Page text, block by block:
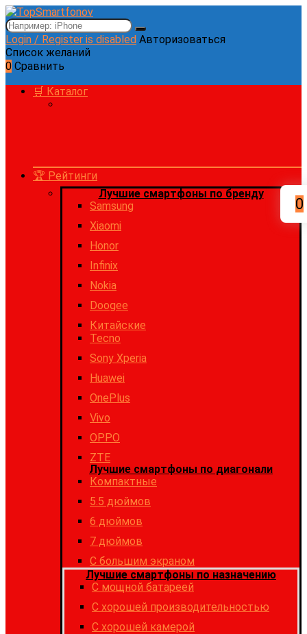
Login / Register is disabled Авторизоваться
Список желаний
0 Сравнить
🛒 Каталог
🏆 Рейтинги
Лучшие смартфоны по бренду
Samsung
Xiaomi
Honor
Infinix
Nokia
Doogee
Китайские
Tecno
Sony Xperia
Huawei
OnePlus
Vivo
OPPO
ZTE
Лучшие смартфоны по диагонали
Компактные
5.5 дюймов
6 дюймов
7 дюймов
С большим экраном
Лучшие смартфоны по назначению
C мощной батареей
C хорошей производительностью
C хорошей камерой
0